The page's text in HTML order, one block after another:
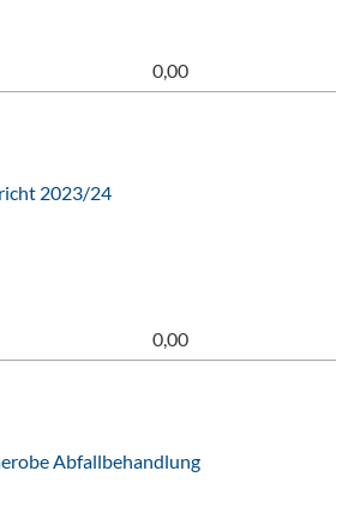
0,00
2023/24
0,00
Abfallbehandlung